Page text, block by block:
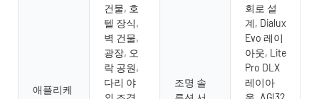
애플리케
건물, 호
텔 장식,
벽 건물,
광장, 오
락 공원,
다리 야
조명 솔
회로 설
계, Dialux
Evo 레이
아웃, Lite
Pro DLX
레이아